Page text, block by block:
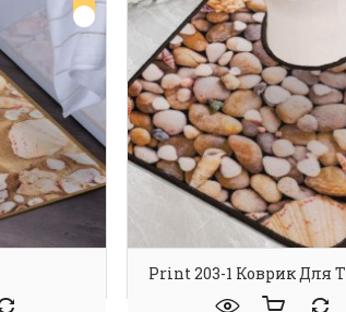
Print 203-1 Коврик Для